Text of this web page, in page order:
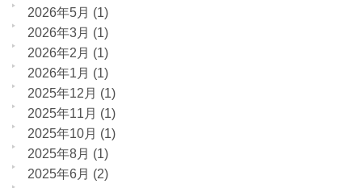
2026年5月 (1)
2026年3月 (1)
2026年2月 (1)
2026年1月 (1)
2025年12月 (1)
2025年11月 (1)
2025年10月 (1)
2025年8月 (1)
2025年6月 (2)